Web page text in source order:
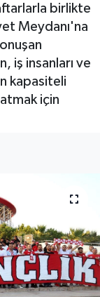
birlikte
Meydanı'na
iş insanları ve
kapasiteli
için